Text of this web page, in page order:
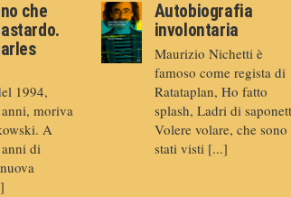
che
1994,
moriva
A
di
Autobiografia
involontaria
Maurizio Nichetti è
famoso come regista di
Ratataplan, Ho fatto
splash, Ladri di
Volere volare, che sono
stati visti [...]